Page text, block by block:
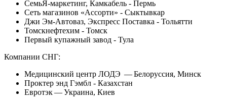
СемьЯ-маркетинг, Камкабель - Пермь
Сеть магазинов «Ассорти» - Сыктывкар
Джи Эм-Автоваз, Экспресс Поставка - Тольятти
Томскнефтехим - Томск
Первый купажный завод - Тула
Компании СНГ:
Медицинский центр ЛОДЭ — Белоруссия, Минск
Проктер энд Гэмбл - Казахстан
Евротэк — Украина, Киев